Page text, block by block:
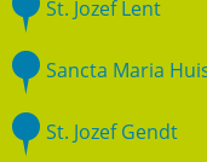
St. Jozef Lent
Sancta Maria
St. Jozef Gendt